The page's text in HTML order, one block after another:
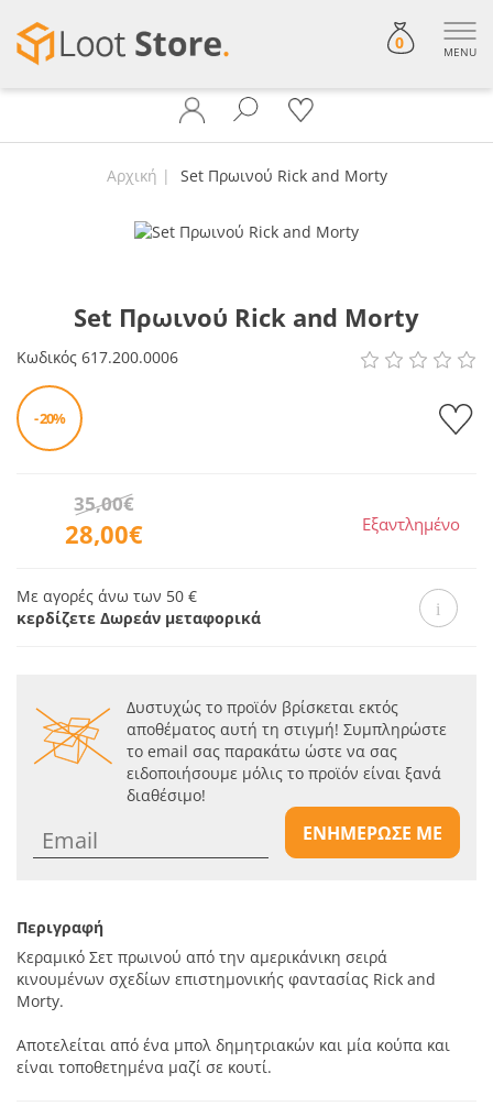
0 MENU
Αρχική Set Πρωινού Rick and Morty
Set Πρωινού Rick and Morty
Κωδικός 617.200.0006
- 20%
28,00€
35,00€
Εξαντλημένο
Με αγορές άνω των 50 €
κερδίζετε Δωρεάν μεταφορικά
Δυστυχώς το προϊόν βρίσκεται εκτός
αποθέματος αυτή τη στιγμή! Συμπληρώστε
το email σας παρακάτω ώστε να σας
ειδοποιήσουμε μόλις το προϊόν είναι ξανά
διαθέσιμο!
ΕΝΗΜΕΡΩΣΕ ΜΕ
Περιγραφή
Κεραμικό Σετ πρωινού από την αμερικάνικη σειρά
κινουμένων σχεδίων επιστημονικής φαντασίας Rick and
Morty.
Αποτελείται από ένα μπολ δημητριακών και μία κούπα και
είναι τοποθετημένα μαζί σε κουτί.